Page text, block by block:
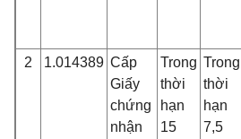
2 1.014389 Cấp
Giấy
chứng
nhận
Trong
thời
hạn
15
Trong
thời
hạn
7,5